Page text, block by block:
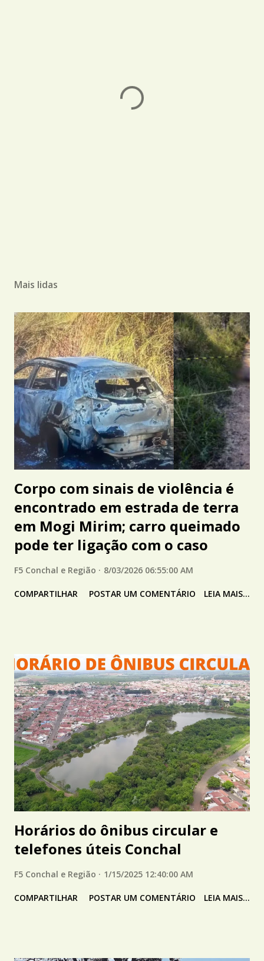
Mais lidas
Corpo com sinais de violência é
encontrado em estrada de terra
em Mogi Mirim; carro queimado
pode ter ligação com o caso
F5 Conchal e Região 8/03/2026 06:55:00 AM
COMPARTILHAR POSTAR UM COMENTÁRIO LEIA MAIS...
Horários do ônibus circular e
telefones úteis Conchal
F5 Conchal e Região 1/15/2025 12:40:00 AM
COMPARTILHAR POSTAR UM COMENTÁRIO LEIA MAIS...